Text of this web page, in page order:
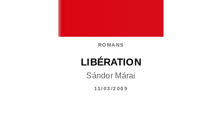
ROMANS
LIBÉRATION
Sándor Márai
11/03/2009